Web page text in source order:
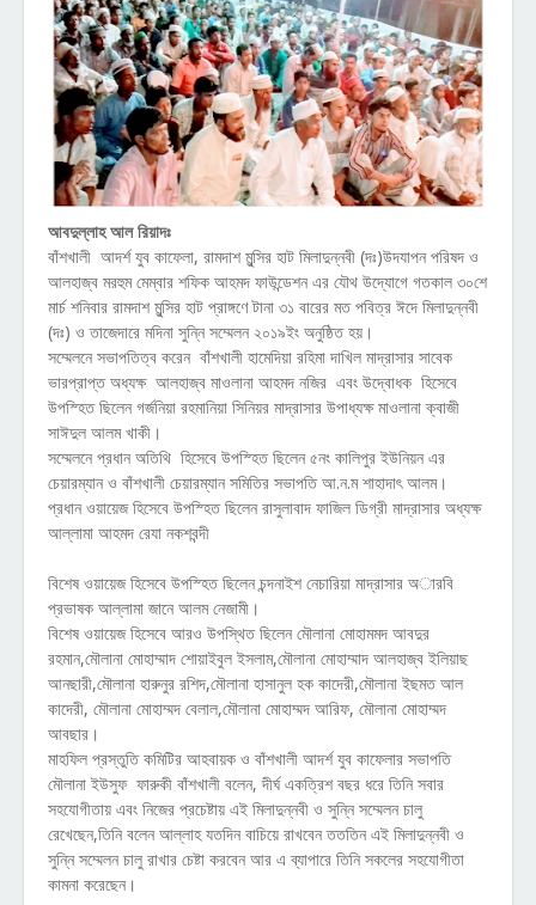
আবদুল্লাহ আল রিয়াদঃ
বাঁশখালী আদর্শ যুব কাফেলা, রামদাশ মুন্সির হাট মিলাদুন্নবী (দঃ)উদযাপন পরিষদ ও
আলহাজ্ব মরহুম মেম্বার শফিক আহমদ ফাউন্ডেশন এর যৌথ উদ্যোগে গতকাল ৩০শে
মার্চ শনিবার রামদাশ মুন্সির হাট প্রাঙ্গণে টানা ৩১ বারের মত পবিত্র ঈদে মিলাদুন্নবী
(দঃ) ও তাজেদারে মদিনা সুন্নি সম্মেলন ২০১৯ইং অনুষ্ঠিত হয়।
সম্মেলনে সভাপতিত্ব করেন বাঁশখালী হামেদিয়া রহিমা দাখিল মাদ্রাসার সাবেক
ভারপ্রাপ্ত অধ্যক্ষ আলহাজ্ব মাওলানা আহমদ নজির এবং উদ্বোধক হিসেবে
উপস্হিত ছিলেন গর্জনিয়া রহমানিয়া সিনিয়র মাদ্রাসার উপাধ্যক্ষ মাওলানা ক্বাজী
সাঈদুল আলম খাকী।
সম্মেলনে প্রধান অতিথি হিসেবে উপস্হিত ছিলেন ৫নং কালিপুর ইউনিয়ন এর
চেয়ারম্যান ও বাঁশখালী চেয়ারম্যান সমিতির সভাপতি আ.ন.ম শাহাদাৎ আলম।
প্রধান ওয়ায়েজ হিসেবে উপস্হিত ছিলেন রাসুলাবাদ ফাজিল ডিগ্রী মাদ্রাসার অধ্যক্ষ
আল্লামা আহমদ রেযা নকশবন্দী
বিশেষ ওয়ায়েজ হিসেবে উপস্হিত ছিলেন চন্দনাইশ নেচারিয়া মাদ্রাসার অারবি
প্রভাষক আল্লামা জানে আলম নেজামী।
বিশেষ ওয়ায়েজ হিসেবে আরও উপস্থিত ছিলেন মৌলানা মোহামমদ আবদুর
রহমান,মৌলানা মোহাম্মাদ শোয়াইবুল ইসলাম,মৌলানা মোহাম্মাদ আলহাজ্ব ইলিয়াছ
আনছারী,মৌলানা হারুনুর রশিদ,মৌলানা হাসানুল হক কাদেরী,মৌলানা ইছমত আল
কাদেরী, মৌলানা মোহাম্মদ বেলাল,মৌলানা মোহাম্মদ আরিফ, মৌলানা মোহাম্মদ
আবছার।
মাহফিল প্রস্তুতি কমিটির আহবায়ক ও বাঁশখালী আদর্শ যুব কাফেলার সভাপতি
মৌলানা ইউসুফ ফারুকী বাঁশখালী বলেন, দীর্ঘ একত্রিশ বছর ধরে তিনি সবার
সহযোগীতায় এবং নিজের প্রচেষ্টায় এই মিলাদুন্নবী ও সুন্নি সম্মেলন চালু
রেখেছেন,তিনি বলেন আল্লাহ যতদিন বাচিয়ে রাখবেন তততিন এই মিলাদুন্নবী ও
সুন্নি সম্মেলন চালু রাখার চেষ্টা করবেন আর এ ব্যাপারে তিনি সকলের সহযোগীতা
কামনা করেছেন।